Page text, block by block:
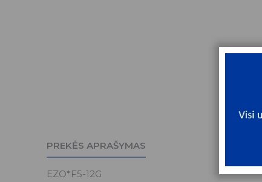
PREKĖS APRAŠYMAS
EZO*F5-12G